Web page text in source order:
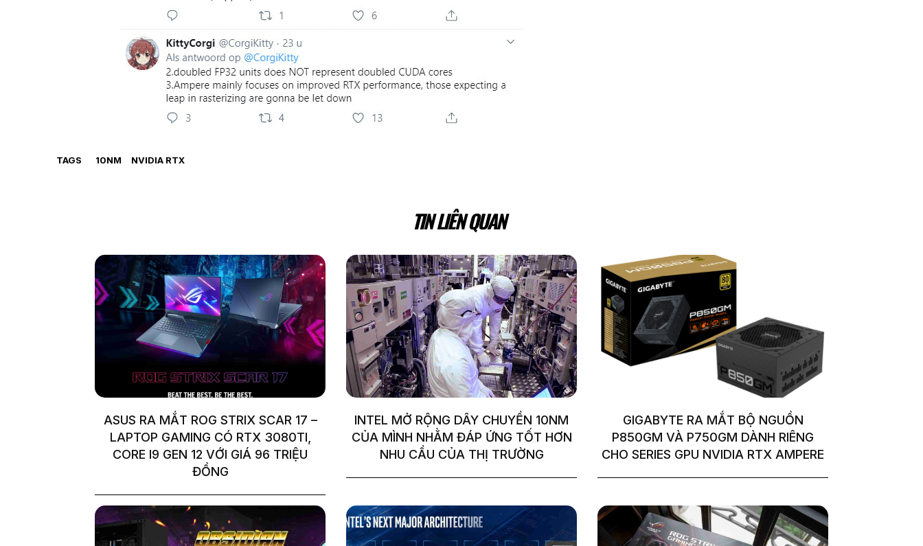
TAGS 10NM NVIDIA RTX
TIN LIÊN QUAN
ASUS RA MẮT ROG STRIX SCAR 17 –
LAPTOP GAMING CÓ RTX 3080TI,
CORE I9 GEN 12 VỚI GIÁ 96 TRIỆU
ĐỒNG
INTEL MỞ RỘNG DÂY CHUYỀN 10NM
CỦA MÌNH NHẰM ĐÁP ỨNG TỐT HƠN
NHU CẦU CỦA THỊ TRƯỜNG
GIGABYTE RA MẮT BỘ NGUỒN
P850GM VÀ P750GM DÀNH RIÊNG
CHO SERIES GPU NVIDIA RTX AMPERE